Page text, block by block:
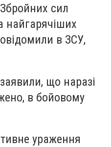
сил
найгарячіших
в ЗСУ,
що наразі
в бойовому
ураження